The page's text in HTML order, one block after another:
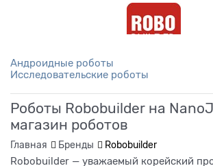
Андроидные роботы
Исследовательские роботы
Роботы Robobuilder на
магазин роботов
Главная Бренды
Robobuilder
Robobuilder — уважаемый корейский